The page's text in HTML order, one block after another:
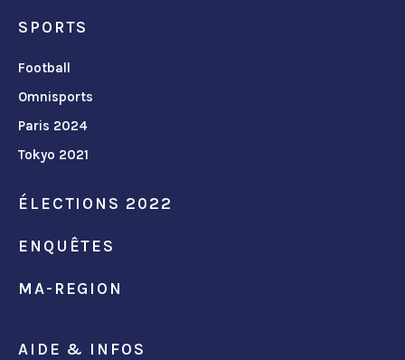
SPORTS
Football
Omnisports
Paris 2024
Tokyo 2021
ÉLECTIONS 2022
ENQUÊTES
MA-REGION
AIDE & INFOS